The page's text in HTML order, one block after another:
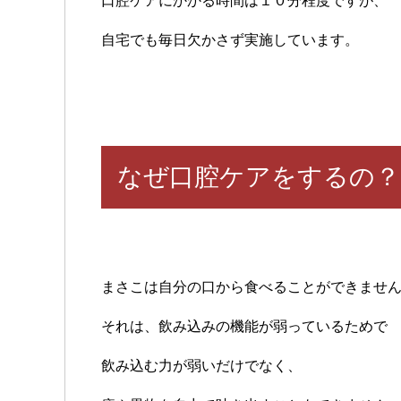
自宅でも毎日欠かさず実施しています。
なぜ口腔ケアをするの？
まさこは自分の口から食べることができませ
それは、飲み込みの機能が弱っているためで
飲み込む力が弱いだけでなく、